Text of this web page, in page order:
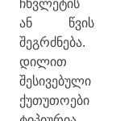
ჩხვლეტის
ან წვის
შეგრძნება.
დილით
შესივებული
ქუთუთოები